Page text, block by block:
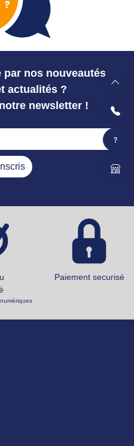
par nos nouveautés,
actualités ?
newsletter !
Paiement securisé